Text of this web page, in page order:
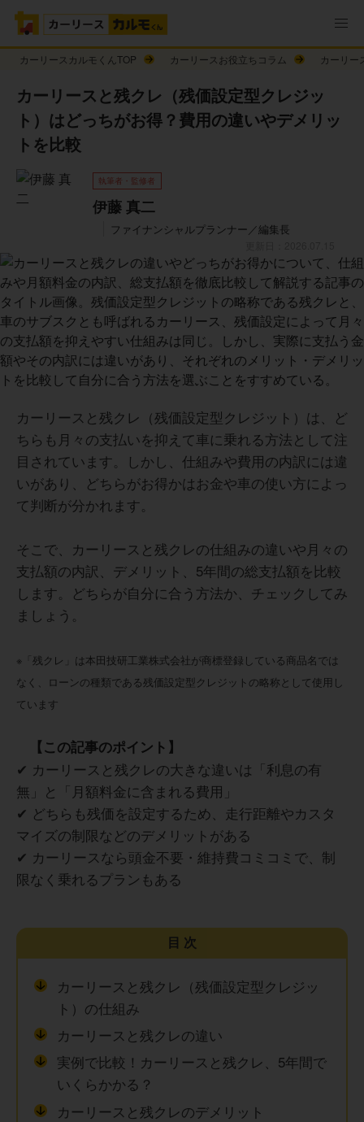
カーリースカルモくんTOP カーリースお役立ちコラム カーリー
カーリースと残クレ（残価設定型クレジッ
ト）はどっちがお得？費用の違いやデメリッ
トを比較
執筆者・監修者
伊藤 真二
ファイナンシャルプランナー／編集長
カーリースと残クレ（残価設定型クレジット）は、ど
ちらも月々の支払いを抑えて車に乗れる方法として注
目されています。しかし、仕組みや費用の内訳には違
いがあり、どちらがお得かはお金や車の使い方によっ
て判断が分かれます。
そこで、カーリースと残クレの仕組みの違いや月々の
支払額の内訳、デメリット、5年間の総支払額を比較
します。どちらが自分に合う方法か、チェックしてみ
ましょう。
※「残クレ」は本田技研工業株式会社が商標登録している商品名では
なく、ローンの種類である残価設定型クレジットの略称として使用し
ています
【この記事のポイント】
✔ カーリースと残クレの大きな違いは「利息の有
無」と「月額料金に含まれる費用」
✔ どちらも残価を設定するため、走行距離やカスタ
マイズの制限などのデメリットがある
✔ カーリースなら頭金不要・維持費コミコミで、制
限なく乗れるプランもある
目次
カーリースと残クレ（残価設定型クレジッ
ト）の仕組み
カーリースと残クレの違い
実例で比較！カーリースと残クレ、5年間で
いくらかかる？
カーリースと残クレのデメリット